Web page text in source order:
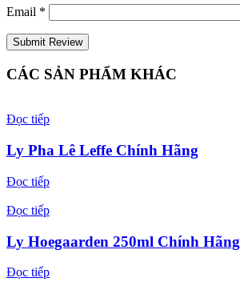
Email *
CÁC SẢN PHẨM KHÁC
Đọc tiếp
Ly Pha Lê Leffe Chính Hãng
Đọc tiếp
Đọc tiếp
Ly Hoegaarden 250ml Chính Hãng
Đọc tiếp